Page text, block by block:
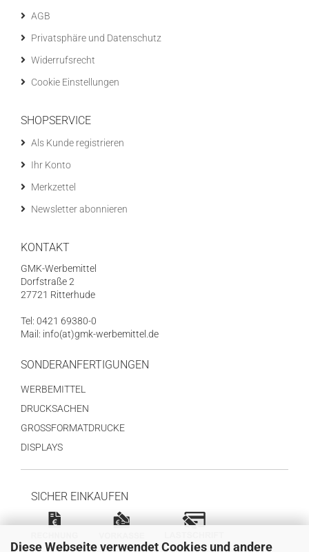
Diese Webseite verwendet Cookies und andere
AGB
Privatsphäre und Datenschutz
Widerrufsrecht
Cookie Einstellungen
SHOPSERVICE
Als Kunde registrieren
Ihr Konto
Merkzettel
Newsletter abonnieren
KONTAKT
GMK-Werbemittel
Dorfstraße 2
27721 Ritterhude
Tel: 0421 69380-0
Mail: info(at)gmk-werbemittel.de
SONDERANFERTIGUNGEN
WERBEMITTEL
DRUCKSACHEN
GROSSFORMATDRUCKE
DISPLAYS
SICHER EINKAUFEN